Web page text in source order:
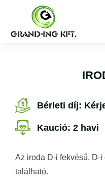
Bérleti díj:
Kaució: 2 havi
Az iroda D-i fekvésű. D-i
található.